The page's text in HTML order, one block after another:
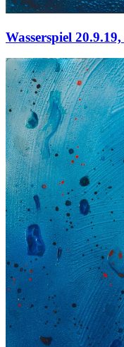
Wasserspiel 20.9.19,
Wasserspiel 20.9.19,2019
Acryl auf Leinwand
120 x 100